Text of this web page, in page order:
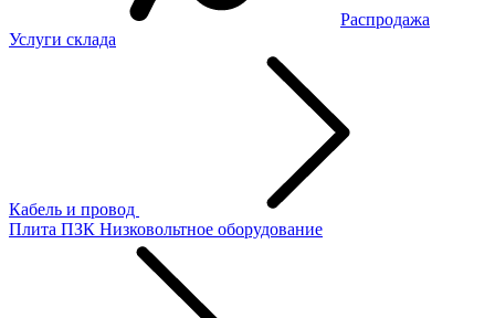
Распродажа
Услуги склада
Кабель и провод
Плита ПЗК Низковольтное оборудование